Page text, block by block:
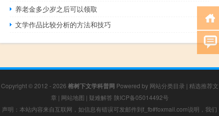
养老金多少岁之后可以领取
文学作品比较分析的方法和技巧
Copyright © 2012 - 2026 榕树下文学科普网 Powered by 网站分类目录 | 精选推荐文
章 | 网站地图 | 疑难解答 陕ICP备05014492号
声明：本站内容来自互联网，如信息有错误可发邮件到f_fb#foxmail.com说明，我们